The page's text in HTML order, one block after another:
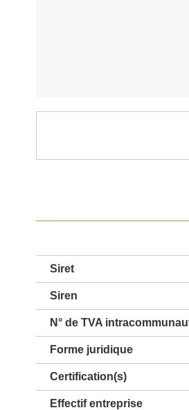
Siret
Siren
N° de TVA
Forme juridique
Certification(s)
Effectif entreprise